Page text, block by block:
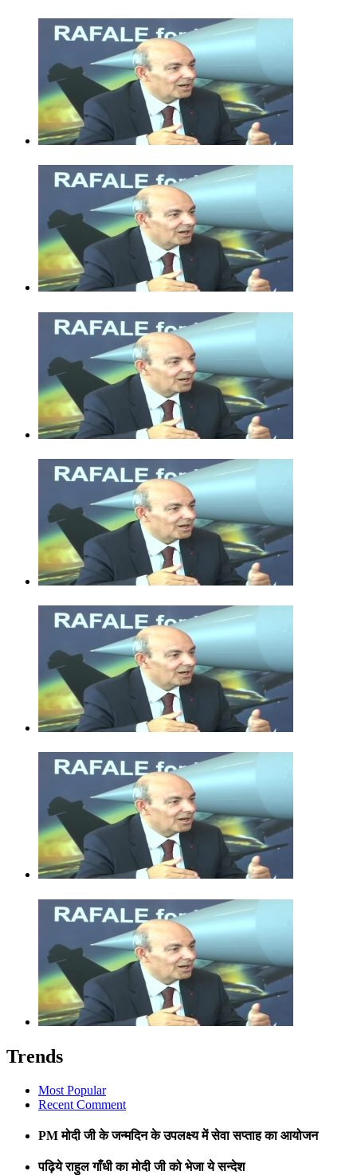
Trends
Most Popular
Recent Comment
PM मोदी जी के जन्मदिन के उपलक्ष्य में सेवा सप्ताह का आयोजन
पढ़िये राहुल गाँधी का मोदी जी को भेजा ये सन्देश